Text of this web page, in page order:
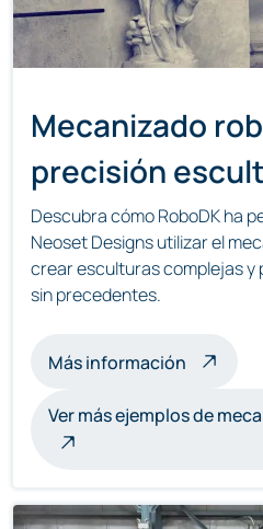
Mecanizado
precisión
Descubra cómo RoboDK ha
Neoset Designs utilizar el
crear esculturas complejas y
sin precedentes.
Más información sobre
Ver más ejemplos de